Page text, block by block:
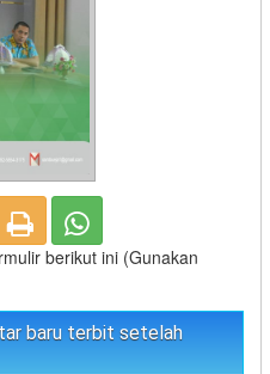
berikut ini (Gunakan
baru terbit setelah